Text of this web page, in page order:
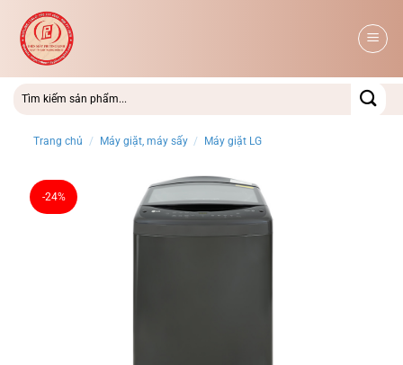
qua
dung
Trang chủ / Máy giặt, máy sấy / Máy giặt LG
-24%